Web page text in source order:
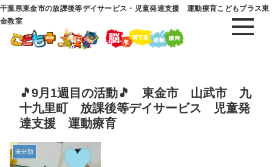
千葉県東金市の放課後等デイサービス・児童発達支援 運動療育こどもプラス東
金教室
🎵9月1週目の活動🎵 東金市 山武市 九
十九里町 放課後等デイサービス 児童発
達支援 運動療育
未分類